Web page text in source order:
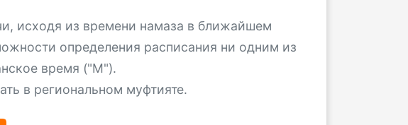
исходя из времени намаза в ближайшем
определения расписания ни одним из
время ("М").
в региональном муфтияте.